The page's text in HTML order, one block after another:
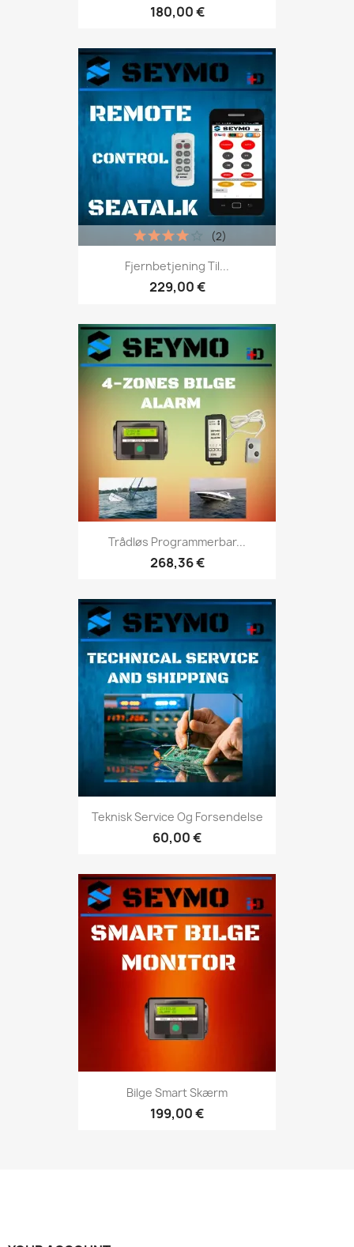
180,00 €
Fjernbetjening Til...
229,00 €
(2)
Trådløs Programmerbar...
268,36 €
Teknisk Service Og Forsendelse
60,00 €
Bilge Smart Skærm
199,00 €